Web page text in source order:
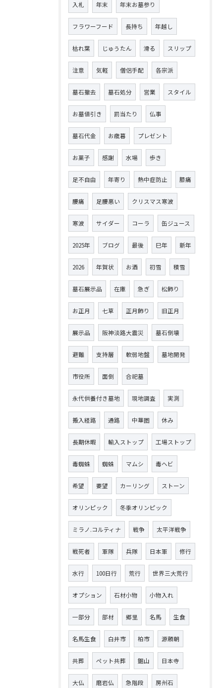
入札 年末 年末お墓参り
フラワーフード 長持ち 年越し
枯れ葉 じゅうたん 滑る スリップ
注意 気軽 僧侶手配 各宗派
墓石撤去 墓石処分 営業 スタイル
お墓値引き 罰当たり 仏事
墓石代金 お歳暮 プレゼント
お菓子 感謝 水場 歩き
足不自由 年寄り 熱中症防止 膝痛
腰痛 足腰悪い クリスマス寒波
寒波 サイダー コーラ 缶ジュース
2025年 ブログ 最後 巳年 新年
2026 年賀状 お酒 初雪 積雪
墓石展示品 在庫 急ぎ 松飾り
お正月 七草 正月飾り 旧正月
展示品 阪神淡路大震災 墓石倒壊
避難 支持層 軟弱地盤 墓地開発
市役所 面倒 合祀墓
永代供養付き墓地 現地調査 実測
搬入経路 通路 中華圏 休み
長期休暇 輸入ストップ 工場ストップ
毒蜘蛛 蜘蛛 マムシ 毒ヘビ
希望 要望 カーリング ストーン
オリンピック 冬季オリンピック
ミラノ.コルティナ 戦争 太平洋戦争
戦死者 軍隊 兵隊 日本軍 修行
水行 100日行 荒行 世界三大荒行
オプション 石材小物 小物入れ
一部分 部材 郷里 名馬 生食
名馬生食 白井市 柏市 源頼朝
共葬 ペット共葬 鋸山 日本寺
大仏 磨岩仏 急階段 房州石